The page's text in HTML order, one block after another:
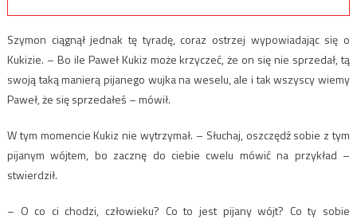
Szymon ciągnął jednak tę tyradę, coraz ostrzej wypowiadając się o
Kukizie. – Bo ile Paweł Kukiz może krzyczeć, że on się nie sprzedał, tą
swoją taką manierą pijanego wujka na weselu, ale i tak wszyscy wiemy
Paweł, że się sprzedałeś – mówił.
W tym momencie Kukiz nie wytrzymał. – Słuchaj, oszczędź sobie z tym
pijanym wójtem, bo zacznę do ciebie cwelu mówić na przykład –
stwierdził.
– O co ci chodzi, człowieku? Co to jest pijany wójt? Co ty sobie